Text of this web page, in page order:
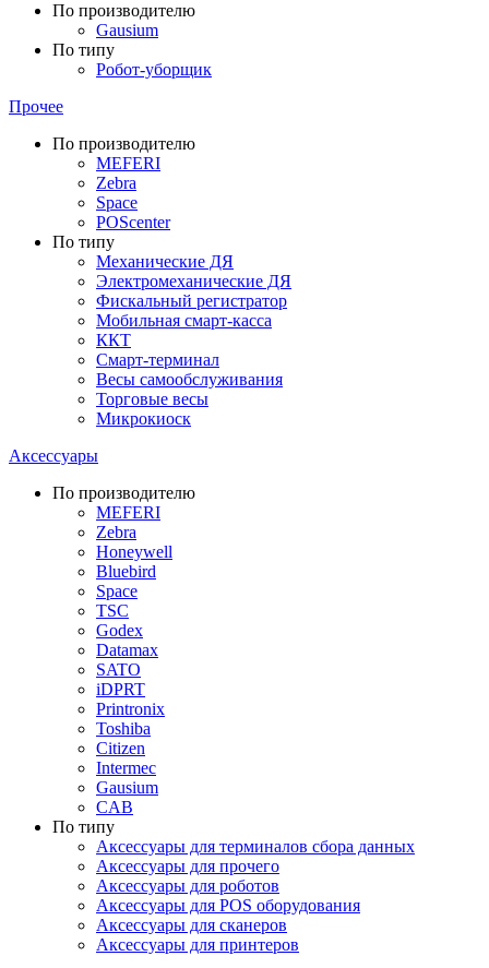
По производителю
Gausium
По типу
Робот-уборщик
Прочее
По производителю
MEFERI
Zebra
Space
POScenter
По типу
Механические ДЯ
Электромеханические ДЯ
Фискальный регистратор
Мобильная смарт-касса
ККТ
Смарт-терминал
Весы самообслуживания
Торговые весы
Микрокиоск
Аксессуары
По производителю
MEFERI
Zebra
Honeywell
Bluebird
Space
TSC
Godex
Datamax
SATO
iDPRT
Printronix
Toshiba
Citizen
Intermec
Gausium
CAB
По типу
Аксессуары для терминалов сбора данных
Аксессуары для прочего
Аксессуары для роботов
Аксессуары для POS оборудования
Аксессуары для сканеров
Аксессуары для принтеров